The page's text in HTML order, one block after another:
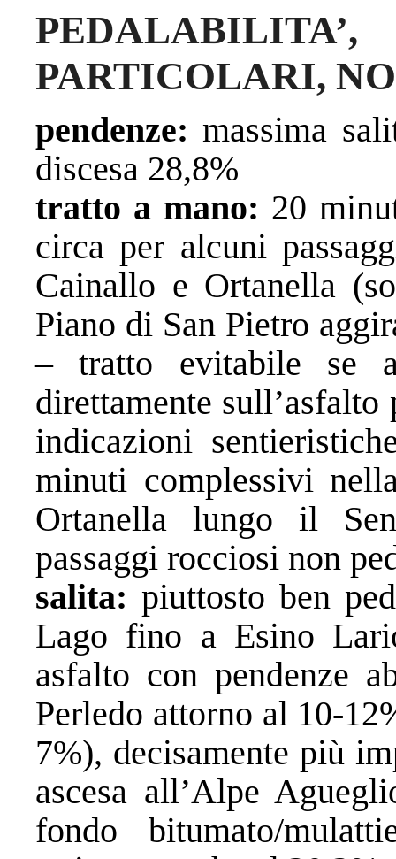
PARTICOLARI,
pendenze: massima
discesa 28,8%
tratto a mano: 20
circa per alcuni
Cainallo e Ortanella
Piano di San Pietro
– tratto evitabile se
direttamente
indicazioni
minuti complessivi
Ortanella lungo il
passaggi rocciosi non
salita: piuttosto ben
Lago fino a Esino
asfalto con pendenze
Perledo attorno al 10-
7%), decisamente più
ascesa all’Alpe
fondo bitumato/